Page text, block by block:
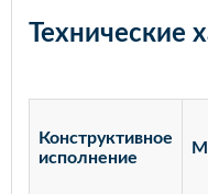
Технические
Конструктивное
исполнение